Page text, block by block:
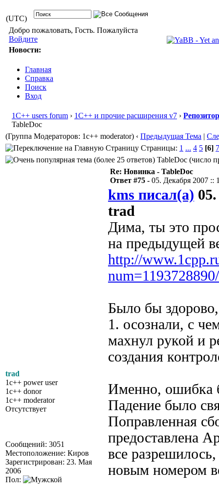
(UTC)
Добро пожаловать, Гость. Пожалуйста
Войдите
Новости:
Главная
Справка
Поиск
Вход
1С++ users forum › 1С++ и прочие расширения v7 ›
TableDoc
(Группа Модераторов: 1c++ moderator) ‹ Предыдущая Тема |
Страницы: 1 ... 4 5 [6] 7
TableDoc (число
trad
1c++ power user
1c++ donor
1c++ moderator
Отсутствует
Сообщений: 3051
Местоположение: Киров
Зарегистрирован: 23. Мая
2006
Пол:
Re: Новинка - TableDoc
Ответ #75 - 05. Декабря 2007 ::
kms писал(а)
trad
Дима, ты это
на предыдущей
http://
Было бы
1. осознали, с
махнул рукой и
создания
Именно, ошибка
Падение было
Поправленная
предоставлена
все
новым номером